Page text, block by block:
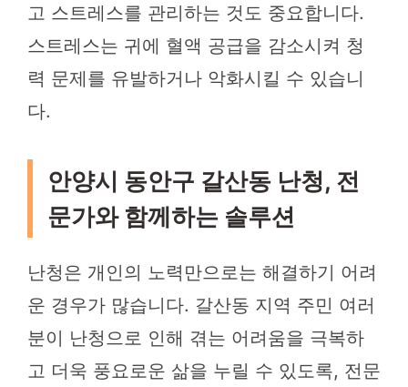
고 스트레스를 관리하는 것도 중요합니다.
스트레스는 귀에 혈액 공급을 감소시켜 청
력 문제를 유발하거나 악화시킬 수 있습니
다.
안양시 동안구 갈산동 난청, 전
문가와 함께하는 솔루션
난청은 개인의 노력만으로는 해결하기 어려
운 경우가 많습니다. 갈산동 지역 주민 여러
분이 난청으로 인해 겪는 어려움을 극복하
고 더욱 풍요로운 삶을 누릴 수 있도록, 전문